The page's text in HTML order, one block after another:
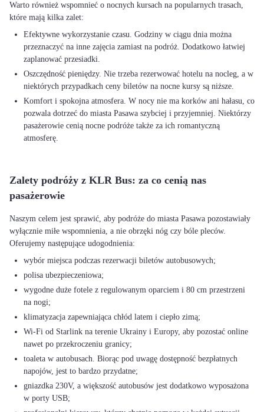
Warto również wspomnieć o nocnych kursach na popularnych trasach,
Efektywne wykorzystanie czasu. Godziny w ciągu dnia można
przeznaczyć na inne zajęcia zamiast na podróż. Dodatkowo łatwiej
zaplanować przesiadki.
Oszczędność pieniędzy. Nie trzeba rezerwować hotelu na nocleg, a w
niektórych przypadkach ceny biletów na nocne kursy są niższe.
Komfort i spokojna atmosfera. W nocy nie ma korków ani hałasu, co
pozwala dotrzeć do miasta Pasawa szybciej i przyjemniej. Niektórzy
pasażerowie cenią nocne podróże także za ich romantyczną
atmosferę.
Zalety podróży z KLR Bus: za co cenią nas
pasażerowie
Naszym celem jest sprawić, aby podróże do miasta Pasawa pozostawiały
wyłącznie miłe wspomnienia, a nie obrzęki nóg czy bóle pleców.
wybór miejsca podczas rezerwacji biletów autobusowych;
polisa ubezpieczeniowa;
wygodne duże fotele z regulowanym oparciem i 80 cm przestrzeni
na nogi;
klimatyzacja zapewniająca chłód latem i ciepło zimą;
Wi-Fi od Starlink na terenie Ukrainy i Europy, aby pozostać online
nawet po przekroczeniu granicy;
toaleta w autobusach. Biorąc pod uwagę dostępność bezpłatnych
napojów, jest to bardzo przydatne;
gniazdka 230V, a większość autobusów jest dodatkowo wyposażona
w porty USB;